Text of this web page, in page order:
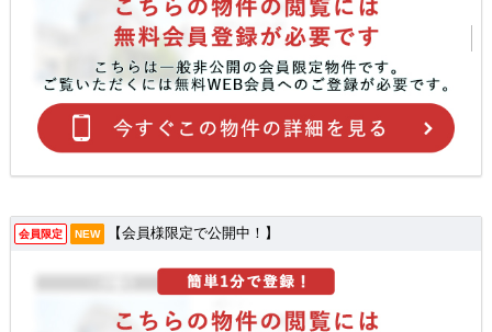
会員限定 NEW 【会員様限定で公開中！】